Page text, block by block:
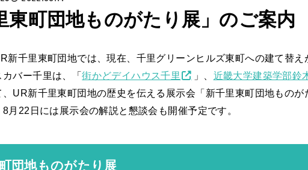
東町団地ものがたり展」のご案内
新千里東町団地では、現在、千里グリーンヒルズ東町への建て替え
バー千里は、「街かどデイハウス千里 」、 近畿大学建築学部鈴
、UR新千里東町団地の歴史を伝える展示会「新千里東町団地ものが
月22日には展示会の解説と懇談会も開催予定です。
団地ものがたり展